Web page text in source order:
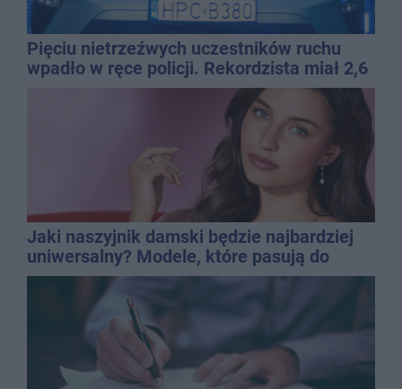
Pięciu nietrzeźwych uczestników ruchu
wpadło w ręce policji. Rekordzista miał 2,6
Jaki naszyjnik damski będzie najbardziej
uniwersalny? Modele, które pasują do
wielu stylizacji